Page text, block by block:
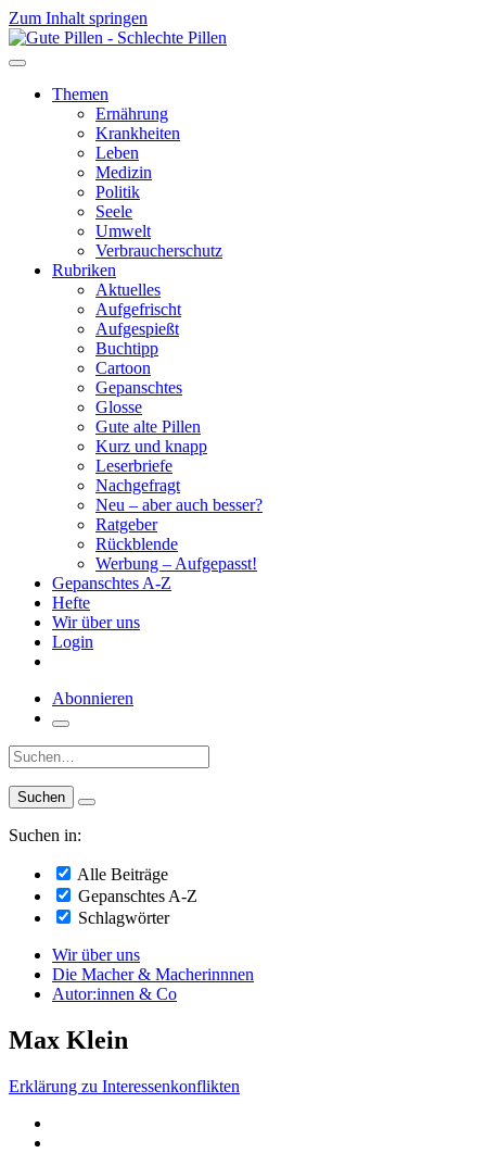
Zum Inhalt springen
Themen
Ernährung
Krankheiten
Leben
Medizin
Politik
Seele
Umwelt
Verbraucherschutz
Rubriken
Aktuelles
Aufgefrischt
Aufgespießt
Buchtipp
Cartoon
Gepanschtes
Glosse
Gute alte Pillen
Kurz und knapp
Leserbriefe
Nachgefragt
Neu – aber auch besser?
Ratgeber
Rückblende
Werbung – Aufgepasst!
Gepanschtes A-Z
Hefte
Wir über uns
Login
Abonnieren
Suche:
Suchen in:
Alle Beiträge
Gepanschtes A-Z
Schlagwörter
Wir über uns
Die Macher & Macherinnnen
Autor:innen & Co
Max Klein
Erklärung zu Interessenkonflikten